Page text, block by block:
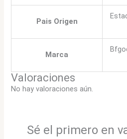
Pais Origen
Marca
Valoraciones
No hay valoraciones aún.
Sé el primero en